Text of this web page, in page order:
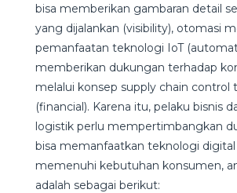
bisa memberikan gambaran detail
yang dijalankan (visibility), otomasi
pemanfaatan teknologi IoT
memberikan dukungan terhadap
melalui konsep supply chain control
(financial). Karena itu, pelaku bisnis
logistik perlu mempertimbangkan
bisa memanfaatkan teknologi digital
memenuhi kebutuhan konsumen,
adalah sebagai berikut: